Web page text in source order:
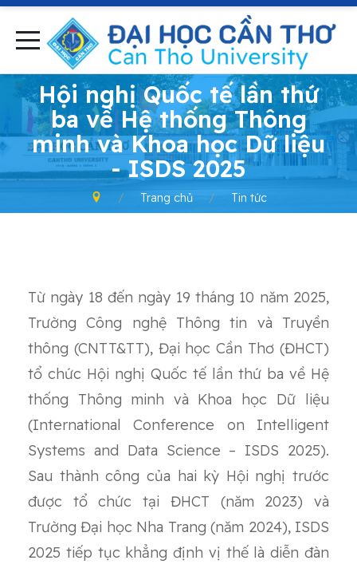
-
Hội nghị Quốc tế lần thứ
ba về Hệ thống Thông
minh và Khoa học Dữ liệu
- ISDS 2025
Trang chủ Tin tức
Từ ngày 18 đến ngày 19 tháng 10 năm 2025,
Trường Công nghệ Thông tin và Truyền
thông (CNTT&TT), Đại học Cần Thơ (ĐHCT)
tổ chức Hội nghị Quốc tế lần thứ ba về Hệ
thống Thông minh và Khoa học Dữ liệu
(International Conference on Intelligent
Systems and Data Science – ISDS 2025).
Sau thành công của hai kỳ Hội nghị trước
được tổ chức tại ĐHCT (năm 2023) và
Trường Đại học Nha Trang (năm 2024), ISDS
2025 tiếp tục khẳng định vị thế là diễn đàn